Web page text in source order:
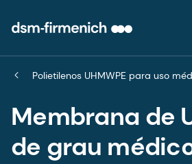
Polietilenos UHMWPE para uso
Membrana de
de grau